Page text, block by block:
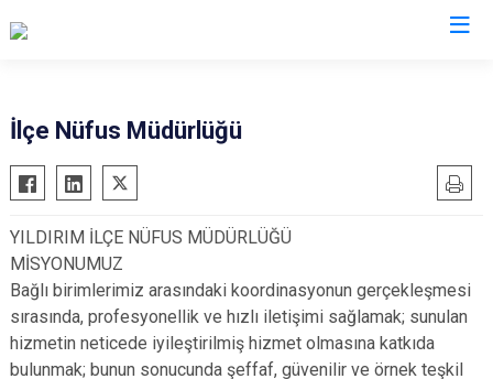
Büyükorhan
Gemlik
Gürsu
Harmancık
İnegöl
İznik
Nilüfer
Orhangazi
Osmangazi
İlçe Nüfus Müdürlüğü
YILDIRIM İLÇE NÜFUS MÜDÜRLÜĞÜ
MİSYONUMUZ
Bağlı birimlerimiz arasındaki koordinasyonun gerçekleşmesi
sırasında, profesyonellik ve hızlı iletişimi sağlamak; sunulan
hizmetin neticede iyileştirilmiş hizmet olmasına katkıda
bulunmak; bunun sonucunda şeffaf, güvenilir ve örnek teşkil